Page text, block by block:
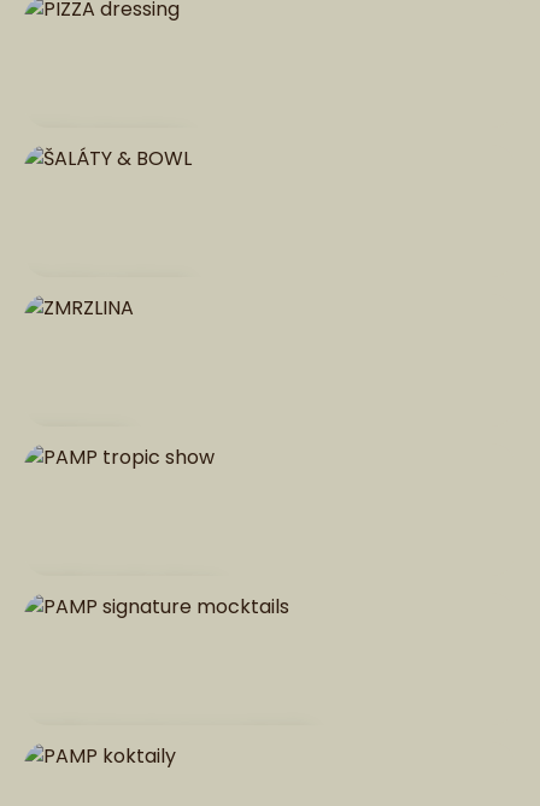
PIZZA dressing
ŠALÁTY & BOWL
ZMRZLINA
PAMP tropic show
PAMP signature mocktails